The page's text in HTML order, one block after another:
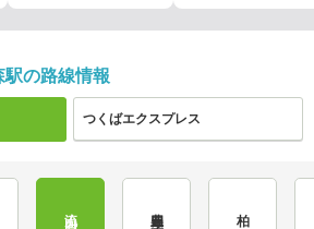
の路線情報
つくばエクスプレス